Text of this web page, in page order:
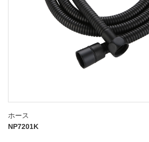
ホース
NP7201K